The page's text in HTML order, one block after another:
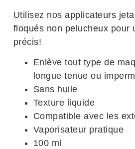
Utilisez nosapplicateurs
floqués non pelucheux pour
précis!
Enlève tout type de
longue tenue ou
Sans huile
Texture liquide
Compatible avec les
Vaporisateur pratique
100 ml